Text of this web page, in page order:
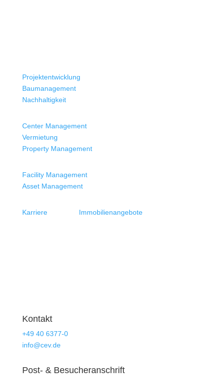
Projektentwicklung
Baumanagement
Nachhaltigkeit
Center Management
Vermietung
Property Management
Facility Management
Asset Management
Karriere Immobilienangebote
Kontakt
+49 40 6377-0
info@cev.de
Post- & Besucheranschrift